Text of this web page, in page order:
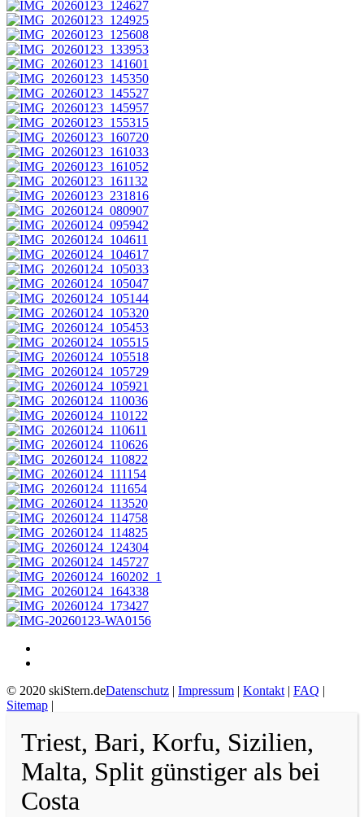
© 2020 skiStern.deDatenschutz | Impressum | Kontakt | FAQ |
Sitemap |
Triest, Bari, Korfu, Sizilien,
Malta, Split günstiger als bei
Costa